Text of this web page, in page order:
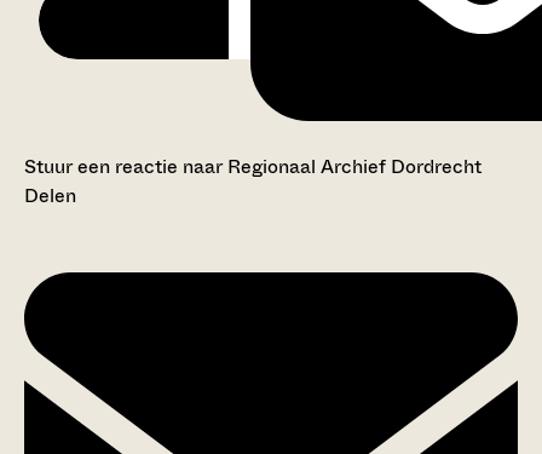
Stuur een reactie naar Regionaal Archief Dordrecht
Delen